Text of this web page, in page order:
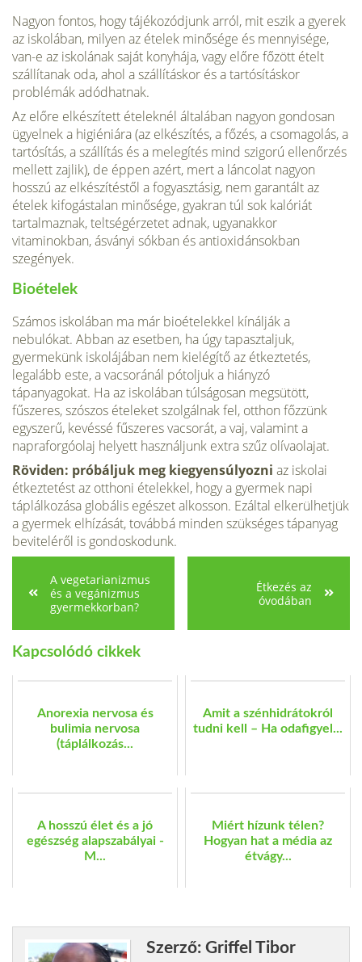
Nagyon fontos, hogy tájékozódjunk arról, mit eszik a gyerek
az iskolában, milyen az ételek minősége és mennyisége,
van-e az iskolának saját konyhája, vagy előre főzött ételt
szállítanak oda, ahol a szállításkor és a tartósításkor
problémák adódhatnak.
Az előre elkészített ételeknél általában nagyon gondosan
ügyelnek a higiéniára (az elkészítés, a főzés, a csomagolás, a
tartósítás, a szállítás és a melegítés mind szigorú ellenőrzés
mellett zajlik), de éppen azért, mert a láncolat nagyon
hosszú az elkészítéstől a fogyasztásig, nem garantált az
ételek kifogástalan minősége, gyakran túl sok kalóriát
tartalmaznak, teltségérzetet adnak, ugyanakkor
vitaminokban, ásványi sókban és antioxidánsokban
szegények.
Bioételek
Számos iskolában ma már bioételekkel kínálják a
nebulókat. Abban az esetben, ha úgy tapasztaljuk,
gyermekünk iskolájában nem kielégítő az étkeztetés,
legalább este, a vacsoránál pótoljuk a hiányzó
tápanyagokat. Ha az iskolában túlságosan megsütött,
fűszeres, szószos ételeket szolgálnak fel, otthon főzzünk
egyszerű, kevéssé fűszeres vacsorát, a vaj, valamint a
napraforgóolaj helyett használjunk extra szűz olívaolajat.
Röviden: próbáljuk meg kiegyensúlyozni az iskolai
étkeztetést az otthoni ételekkel, hogy a gyermek napi
táplálkozása globális egészet alkosson. Ezáltal elkerülhetjük
a gyermek elhízását, továbbá minden szükséges tápanyag
beviteléről is gondoskodunk.
A vegetarianizmus
és a vegánizmus
gyermekkorban?
Étkezés az
óvodában
Kapcsolódó cikkek
Anorexia nervosa és
bulimia nervosa
(táplálkozás...
Amit a szénhidrátokról
tudni kell – Ha odafigyel...
A hosszú élet és a jó
egészség alapszabályai -
M...
Miért hízunk télen?
Hogyan hat a média az
étvágy...
Szerző: Griffel Tibor